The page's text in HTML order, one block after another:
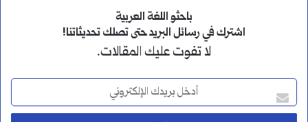
باحثو اللغة العربية
اشترك في رسائل البريد حتى تصلك تحديثاتنا!
لا تفوت عليك المقالات.